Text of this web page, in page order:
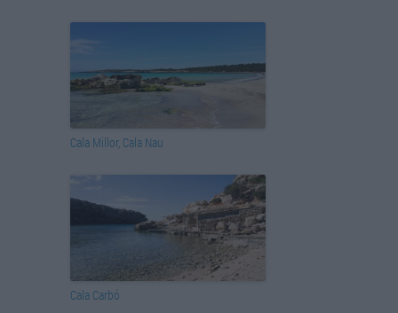
Cala Millor, Cala Nau
Cala Carbó